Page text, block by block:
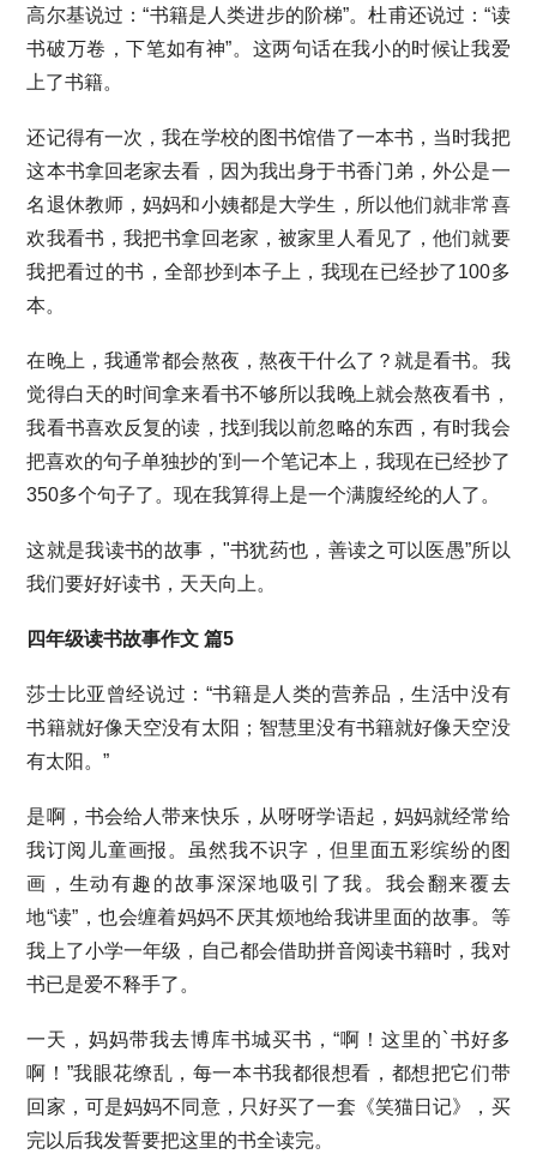
高尔基说过：“书籍是人类进步的阶梯”。杜甫还说过：“读
书破万卷，下笔如有神”。这两句话在我小的时候让我爱
上了书籍。
还记得有一次，我在学校的图书馆借了一本书，当时我把
这本书拿回老家去看，因为我出身于书香门弟，外公是一
名退休教师，妈妈和小姨都是大学生，所以他们就非常喜
欢我看书，我把书拿回老家，被家里人看见了，他们就要
我把看过的书，全部抄到本子上，我现在已经抄了100多
本。
在晚上，我通常都会熬夜，熬夜干什么了？就是看书。我
觉得白天的时间拿来看书不够所以我晚上就会熬夜看书，
我看书喜欢反复的读，找到我以前忽略的东西，有时我会
把喜欢的句子单独抄的'到一个笔记本上，我现在已经抄了
350多个句子了。现在我算得上是一个满腹经纶的人了。
这就是我读书的故事，"书犹药也，善读之可以医愚”所以
我们要好好读书，天天向上。
四年级读书故事作文 篇5
莎士比亚曾经说过：“书籍是人类的营养品，生活中没有
书籍就好像天空没有太阳；智慧里没有书籍就好像天空没
有太阳。”
是啊，书会给人带来快乐，从呀呀学语起，妈妈就经常给
我订阅儿童画报。虽然我不识字，但里面五彩缤纷的图
画，生动有趣的故事深深地吸引了我。我会翻来覆去
地“读”，也会缠着妈妈不厌其烦地给我讲里面的故事。等
我上了小学一年级，自己都会借助拼音阅读书籍时，我对
书已是爱不释手了。
一天，妈妈带我去博库书城买书，“啊！这里的`书好多
啊！”我眼花缭乱，每一本书我都很想看，都想把它们带
回家，可是妈妈不同意，只好买了一套《笑猫日记》，买
完以后我发誓要把这里的书全读完。